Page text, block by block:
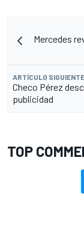
Mercedes
ARTÍCULO SIGUIENTE
Checo Pérez
publicidad
TOP